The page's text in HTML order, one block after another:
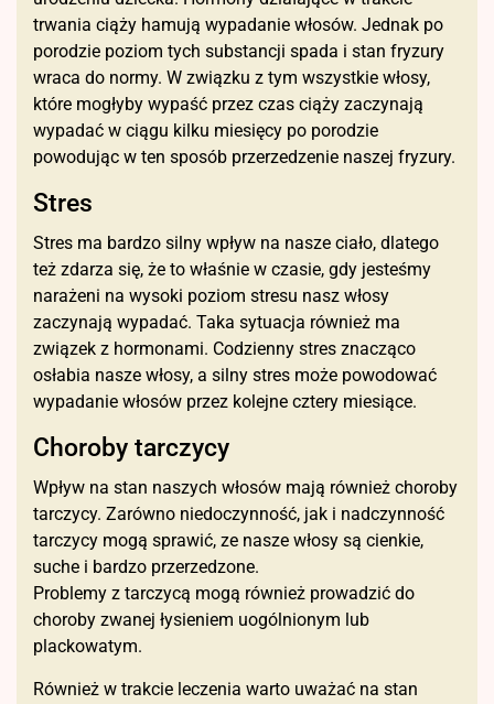
trwania ciąży hamują wypadanie włosów. Jednak po
porodzie poziom tych substancji spada i stan fryzury
wraca do normy. W związku z tym wszystkie włosy,
które mogłyby wypaść przez czas ciąży zaczynają
wypadać w ciągu kilku miesięcy po porodzie
powodując w ten sposób przerzedzenie naszej fryzury.
Stres
Stres ma bardzo silny wpływ na nasze ciało, dlatego
też zdarza się, że to właśnie w czasie, gdy jesteśmy
narażeni na wysoki poziom stresu nasz włosy
zaczynają wypadać. Taka sytuacja również ma
związek z hormonami. Codzienny stres znacząco
osłabia nasze włosy, a silny stres może powodować
wypadanie włosów przez kolejne cztery miesiące.
Choroby tarczycy
Wpływ na stan naszych włosów mają również choroby
tarczycy. Zarówno niedoczynność, jak i nadczynność
tarczycy mogą sprawić, ze nasze włosy są cienkie,
suche i bardzo przerzedzone.
Problemy z tarczycą mogą również prowadzić do
choroby zwanej łysieniem uogólnionym lub
plackowatym.
Również w trakcie leczenia warto uważać na stan